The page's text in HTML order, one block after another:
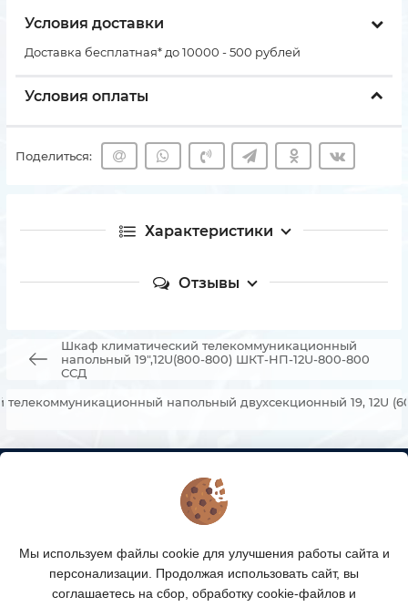
Условия доставки
Доставка бесплатная* до 10000 - 500 рублей
Условия оплаты
Поделиться:
Характеристики
Отзывы
Шкаф климатический телекоммуникационный
напольный 19",12U(800-800) ШКТ-НП-12U-800-800
ССД
напольный двухсекционный 19, 12U
КАТАЛОГ ТОВАРОВ
Мы используем файлы cookie для улучшения работы сайта и
персонализации. Продолжая использовать сайт, вы
соглашаетесь на сбор, обработку cookie-файлов и